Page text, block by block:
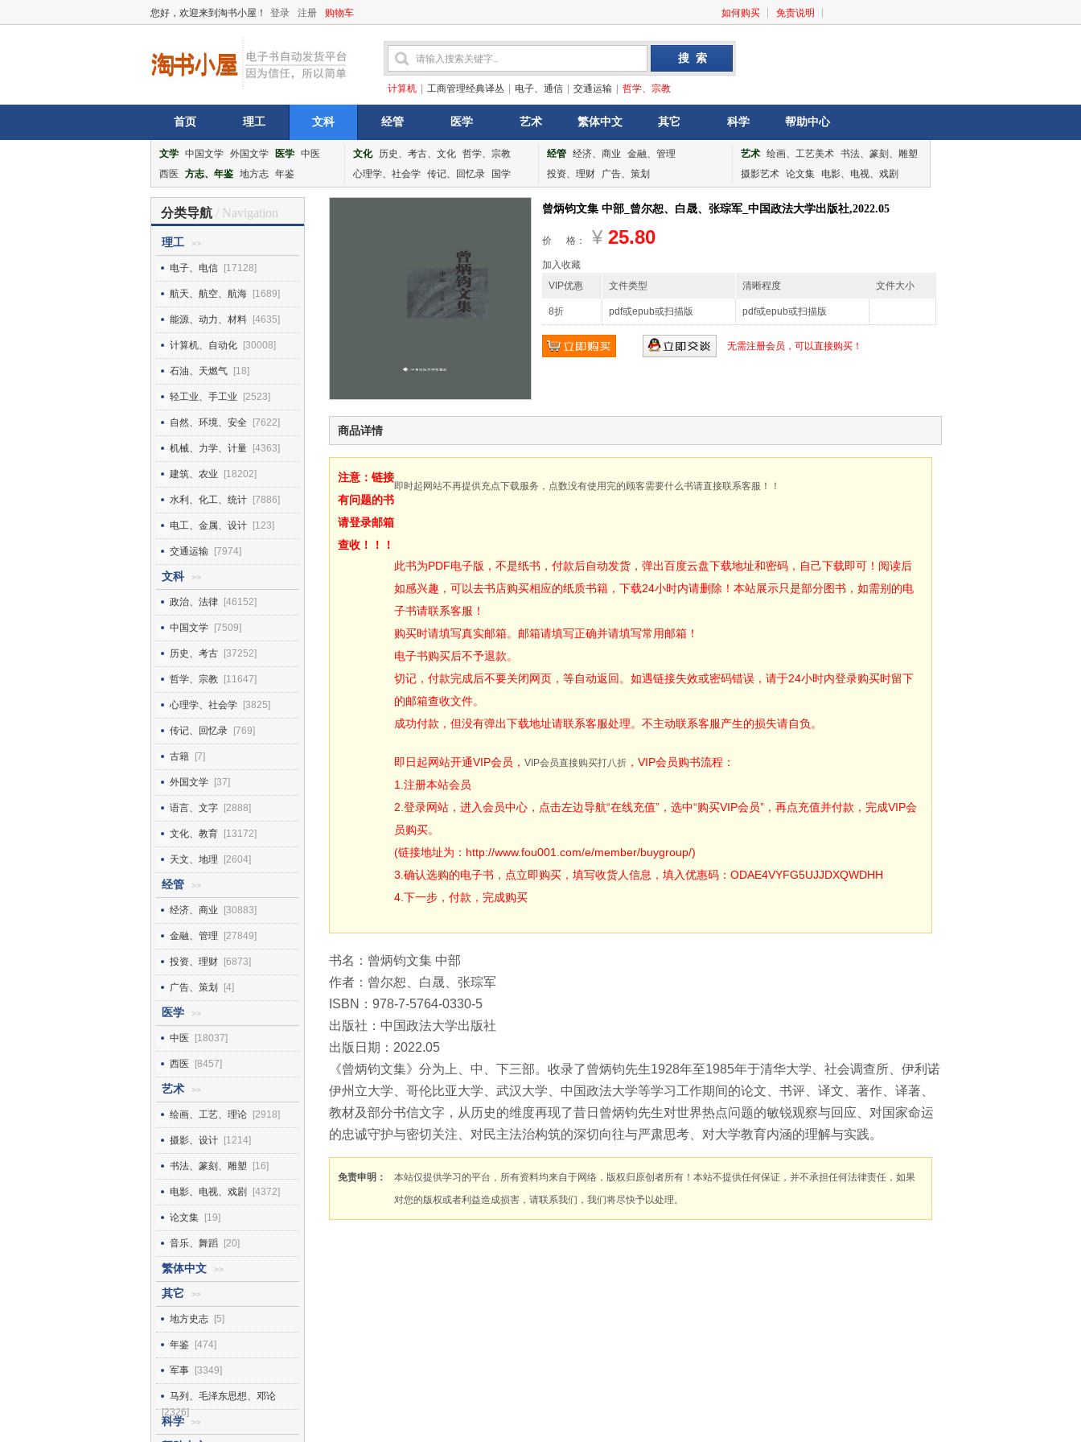
您好，欢迎来到淘书小屋！ 登录 注册 购物车 如何购买 免责说明
计算机 工商管理经典译丛 电子、通信 交通运输 哲学、宗教
首页 理工 文科 经管 医学 艺术 繁体中文 其它 科学 帮助中心
文学 中国文学 外国文学 医学 中医
西医
方志、年鉴 地方志 年鉴
文化 历史、考古、文化 哲学、宗教
心理学、社会学 传记、回忆录 国学
经管 经济、商业
金融、管理
投资、理财
广告、策划
艺术 绘画、工艺美术 书法、篆刻、雕塑
摄影艺术 论文集
电影、电视、戏剧
分类导航 / Navigation
理工 >>
电子、电信 [17128]
航天、航空、航海 [1689]
能源、动力、材料 [4635]
计算机、自动化 [30008]
石油、天燃气 [18]
轻工业、手工业 [2523]
自然、环境、安全 [7622]
机械、力学、计量 [4363]
建筑、农业 [18202]
水利、化工、统计 [7886]
电工、金属、设计 [123]
交通运输 [7974]
文科 >>
政治、法律 [46152]
中国文学 [7509]
历史、考古 [37252]
哲学、宗教 [11647]
心理学、社会学 [3825]
传记、回忆录 [769]
古籍 [7]
外国文学 [37]
语言、文字 [2888]
文化、教育 [13172]
天文、地理 [2604]
经管 >>
经济、商业 [30883]
金融、管理 [27849]
投资、理财 [6873]
广告、策划 [4]
医学 >>
中医 [18037]
西医 [8457]
艺术 >>
绘画、工艺、理论 [2918]
摄影、设计 [1214]
书法、篆刻、雕塑 [16]
电影、电视、戏剧 [4372]
论文集 [19]
音乐、舞蹈 [20]
繁体中文 >>
其它 >>
地方史志 [5]
年鉴 [474]
军事 [3349]
马列、毛泽东思想、邓论
[2326]
科学 >>
曾炳钧文集 中部_曾尔恕、白晟、张琮军_中国政法大学出版社,2022.05
价 格： ¥ 25.80
加入收藏
VIP优惠
文件类型 清晰程度 文件大小
8折 pdf或epub或扫描版 pdf或epub或扫描版
无需注册会员，可以直接购买！
商品详情
注意：链接
有问题的书
请登录邮箱
查收！！！
即时起网站不再提供充点下载服务，点数没有使用完的顾客需要什么书请直接联系客服！！
此书为PDF电子版，不是纸书，付款后自动发货，弹出百度云盘下载地址和密码，自己下载即可！阅读后
如感兴趣，可以去书店购买相应的纸质书籍，下载24小时内请删除！本站展示只是部分图书，如需别的电
子书请联系客服！
购买时请填写真实邮箱。邮箱请填写正确并请填写常用邮箱！
电子书购买后不予退款。
切记，付款完成后不要关闭网页，等自动返回。如遇链接失效或密码错误，请于24小时内登录购买时留下
的邮箱查收文件。
成功付款，但没有弹出下载地址请联系客服处理。不主动联系客服产生的损失请自负。
即日起网站开通VIP会员， VIP会员直接购买打八折 ，VIP会员购书流程：
1.注册本站会员
2.登录网站，进入会员中心，点击左边导航“在线充值”，选中“购买VIP会员”，再点充值并付款，完成VIP会
员购买。
(链接地址为：http://www.fou001.com/e/member/buygroup/)
3.确认选购的电子书，点立即购买，填写收货人信息，填入优惠码：ODAE4VYFG5UJJDXQWDHH
4.下一步，付款，完成购买
书名：曾炳钧文集 中部
作者：曾尔恕、白晟、张琮军
ISBN：978-7-5764-0330-5
出版社：中国政法大学出版社
出版日期：2022.05
《曾炳钧文集》分为上、中、下三部。收录了曾炳钧先生1928年至1985年于清华大学、社会调查所、伊利诺
伊州立大学、哥伦比亚大学、武汉大学、中国政法大学等学习工作期间的论文、书评、译文、著作、译著、
教材及部分书信文字，从历史的维度再现了昔日曾炳钧先生对世界热点问题的敏锐观察与回应、对国家命运
的忠诚守护与密切关注、对民主法治构筑的深切向往与严肃思考、对大学教育内涵的理解与实践。
免责申明：
本站仅提供学习的平台，所有资料均来自于网络，版权归原创者所有！本站不提供任何保证，并不承担任何法律责任，如果
对您的版权或者利益造成损害，请联系我们，我们将尽快予以处理。